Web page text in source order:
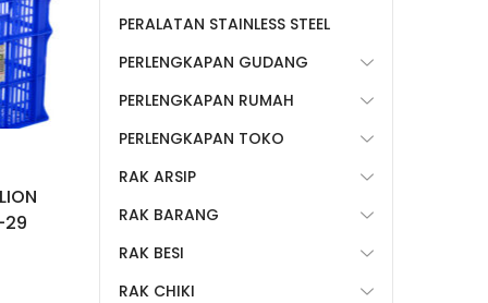
29
PERALATAN STAINLESS STEEL
PERLENGKAPAN GUDANG
PERLENGKAPAN RUMAH
PERLENGKAPAN TOKO
RAK ARSIP
RAK BARANG
RAK BESI
RAK CHIKI